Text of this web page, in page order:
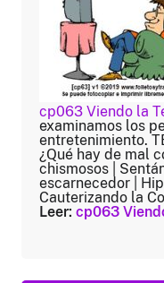
cp063 Viendo la
examinamos los
entretenimiento.
¿Qué hay de mal
chismosos |
escarnecedor |
Cauterizando la
Leer: cp063